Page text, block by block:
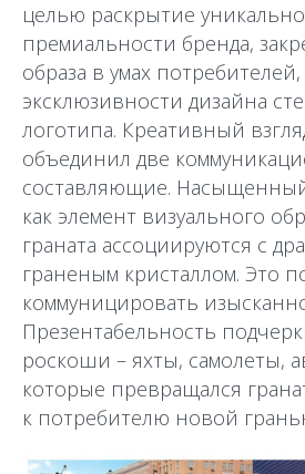
целью раскрытие
премиальности бренда,
образа в умах
эксклюзивности дизайна
логотипа. Креативный
объединил две
составляющие.
как элемент визуального
граната ассоциируются с
граненым кристаллом. Это
коммуницировать
Презентабельность
роскоши – яхты, самолеты,
которые превращался
к потребителю новой